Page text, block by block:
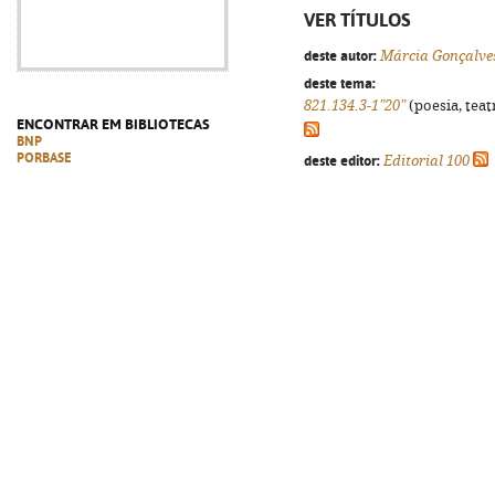
ENCONTRAR EM BIBLIOTECAS
BNP
PORBASE
VER TÍTULOS
deste autor: Márcia
deste tema:
821.134.3-1"20"(poesia,
deste editor: Editorial 100